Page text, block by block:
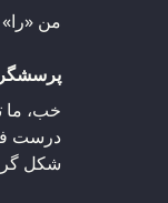
من
پرسشگر
خب، ما
درست
شکل